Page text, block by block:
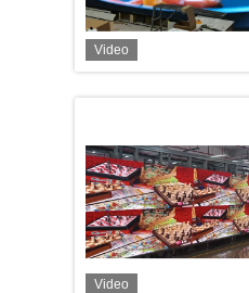
Video
Video